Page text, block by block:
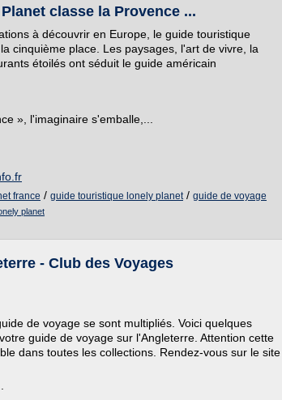
classe la Provence ...
à découvrir en Europe, le guide touristique
cinquième place. Les paysages, l'art de vivre, la
étoilés ont séduit le guide américain
», l'imaginaire s'emballe,...
france / guide touristique lonely planet/ guide de voyage
planet
- Club des Voyages
de voyage se sont multipliés. Voici quelques
guide de voyage sur l'Angleterre. Attention cette
dans toutes les collections. Rendez-vous sur le site